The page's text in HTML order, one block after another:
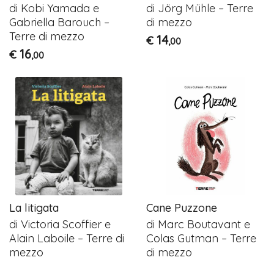
di Kobi Yamada e
Gabriella Barouch –
Terre di mezzo
€ 16,00
di Jörg Mühle – Terre
di mezzo
€ 14,00
La litigata
di Victoria Scoffier e
Alain Laboile – Terre di
mezzo
Cane Puzzone
di Marc Boutavant e
Colas Gutman – Terre
di mezzo